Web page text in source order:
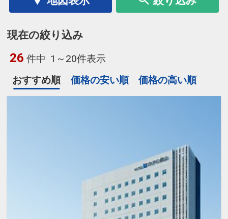
現在の絞り込み
26 件中 1～20件表示
おすすめ順
価格の安い順 価格の高い順